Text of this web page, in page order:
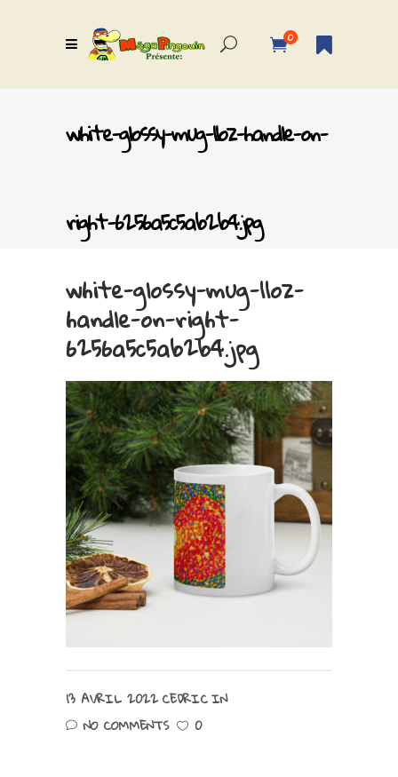
0
white-glossy-mug-11oz-handle-on-
right-6256a5c5ab2b4.jpg
white-glossy-mug-11oz-
handle-on-right-
6256a5c5ab2b4.jpg
13 AVRIL 2022CEDRICIN
NO COMMENTS
0